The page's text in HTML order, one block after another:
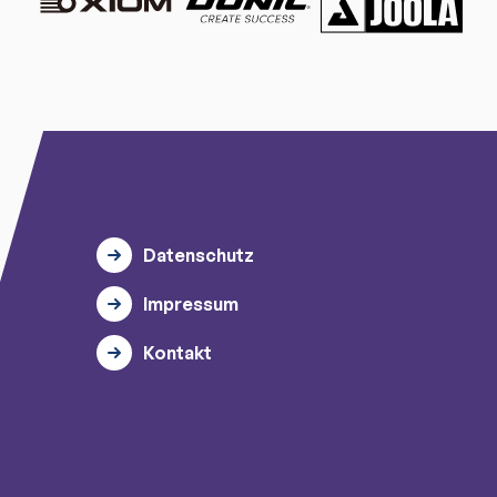
Datenschutz
Impressum
Kontakt